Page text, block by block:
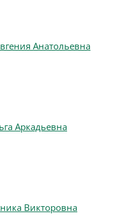
Анатольевна
Аркадьевна
Викторовна